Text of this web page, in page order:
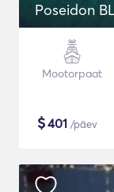
Poseidon
Mootorpaat
$401 /päev